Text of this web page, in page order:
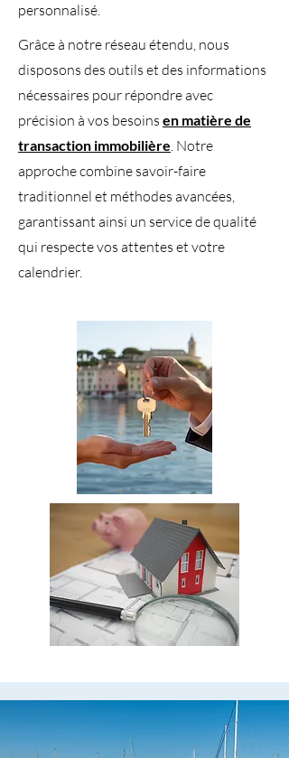
personnalisé.
Grâce à notre réseau étendu, nous
disposons des outils et des informations
nécessaires pour répondre avec
précision à vos besoins en matière de
transaction immobilière. Notre
approche combine savoir-faire
traditionnel et méthodes avancées,
garantissant ainsi un service de qualité
qui respecte vos attentes et votre
calendrier.